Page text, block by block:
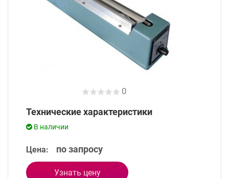
0
Технические характеристики
В наличии
Цена: по запросу
Узнать цену